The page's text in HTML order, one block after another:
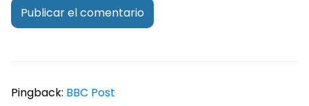
Pingback: BBC Post